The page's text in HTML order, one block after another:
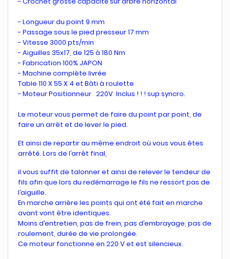
- Longueur du point 9 mm
- Passage sous le pied presseur 17 mm
- Vitesse 3000 pts/min
- Aiguilles 35x17, de 125 à 180 Nm
- Fabrication 100% JAPON
- Machine complète livrée
Table 110 X 55 X 4 et Bâti à roulette
- Moteur Positionneur 220V Inclus ! ! ! sup syncro.
Le moteur vous permet de faire du point par point, de
faire un arrêt et de lever le pied.
Et ainsi de repartir au même endroit où vous vous êtes
arrêté. Lors de l’arrêt final,
il vous suffit de talonner et ainsi de relever le tendeur de
fils afin que lors du redémarrage le fils ne ressort pas de
l’aiguille.
En marche arrière les points qui ont été fait en marche
avant vont être identiques.
Moins d’entretien, pas de frein, pas d’embrayage, pas de
roulement, durée de vie prolongée.
Ce moteur fonctionne en 220 V et est silencieux.